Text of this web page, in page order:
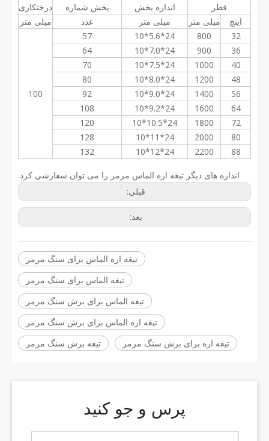
قطر اندازه بخش بخش شماره
درختکاری
اینچ
میلی متر میلی متر عدد
میلی متر
32
800
24*5.6*10
57
100
36
900
24*7.0*10
64
40
1000
24*7.5*10
70
48
1200
24*8.0*10
80
56
1400
24*9.0*10
92
64
1600
24*9.2*10
108
72
1800
24*10.5*10
120
80
2000
24*11*10
128
88
2200
24*12*10
132
اندازه های دیگر تیغه اره الماس مرمر را می توان سفارشی کرد.
قبلی:
بعد:
تیغه اره الماس برای سنگ مرمر
تیغه الماس برای سنگ مرمر
تیغه الماس برای برش سنگ مرمر
تیغه اره الماس برای برش سنگ مرمر
تیغه برش سنگ مرمر
تیغه اره برای برش سنگ مرمر
پرس و جو کنید